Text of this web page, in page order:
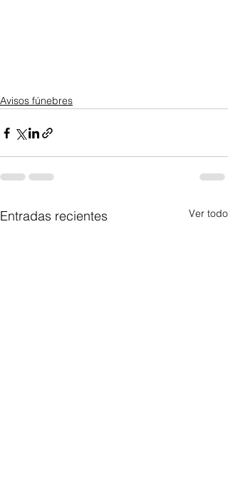
Avisos fúnebres
Entradas recientes Ver todo